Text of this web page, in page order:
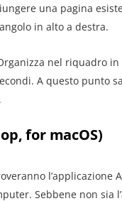
una pagina
in alto a destra.
nel riquadro in
A questo punto
for macOS)
l’applicazione
Sebbene non sia